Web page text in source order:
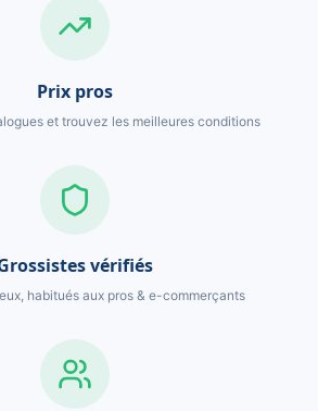
Prix pros
et trouvez les meilleures conditions
vérifiés
habitués aux pros & e-commerçants